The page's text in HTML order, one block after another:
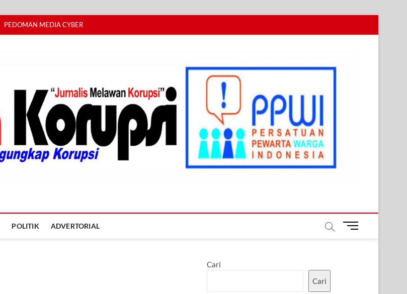
PEDOMAN MEDIA CYBER
POLITIK ADVERTORIAL
M
Cari
Cari